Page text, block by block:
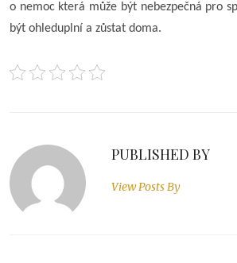
o nemoc která může být nebezpečná pro
být ohleduplní a zůstat doma.
PUBLISHED BY
View Posts By